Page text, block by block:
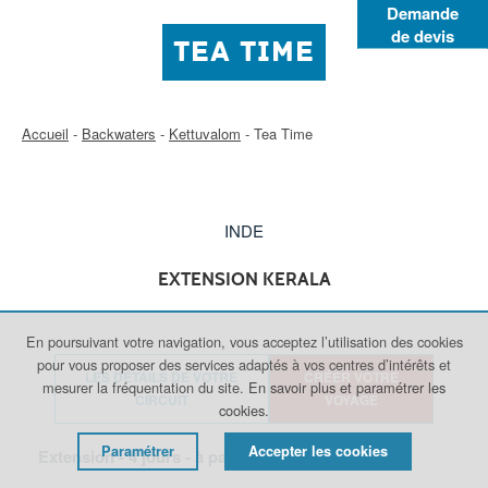
Demande
de devis
TEA TIME
Accueil - Backwaters - Kettuvalom - Tea Time
INDE
EXTENSION KERALA
LES DÉTAILS DE VOTRE
CIRCUIT
CRÉER VOTRE
VOYAGE
Extension -4jours - à partir de700 €
En poursuivant votre navigation, vous acceptez l’utilisation des cookies
pour vous proposer des services adaptés à vos centres d’intérêts et
mesurer la fréquentation du site. En savoir plus et paramétrer les
cookies.
Paramétrer Accepter les cookies